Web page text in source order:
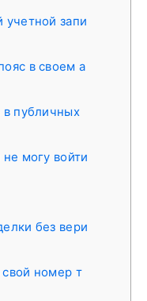
учетной запи
в своем а
в публичных
могу войти
без вери
номер т